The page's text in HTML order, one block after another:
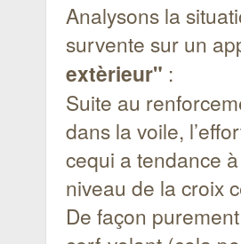
Analysons la
survente sur un
extèrieur" :
Suite au
dans la voile,
cequi a tendance
niveau de la croix
De façon